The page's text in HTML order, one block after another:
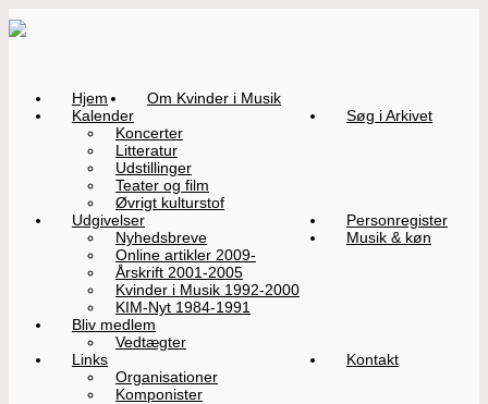
Hjem
Om Kvinder i Musik
Kalender
Koncerter
Litteratur
Udstillinger
Teater og film
Øvrigt kulturstof
Søg i Arkivet
Udgivelser
Nyhedsbreve
Online artikler 2009-
Årskrift 2001-2005
Kvinder i Musik 1992-2000
KIM-Nyt 1984-1991
Personregister
Musik & køn
Bliv medlem
Vedtægter
Links
Organisationer
Komponister
Kontakt